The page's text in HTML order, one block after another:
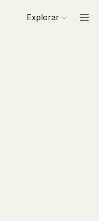
Explorar